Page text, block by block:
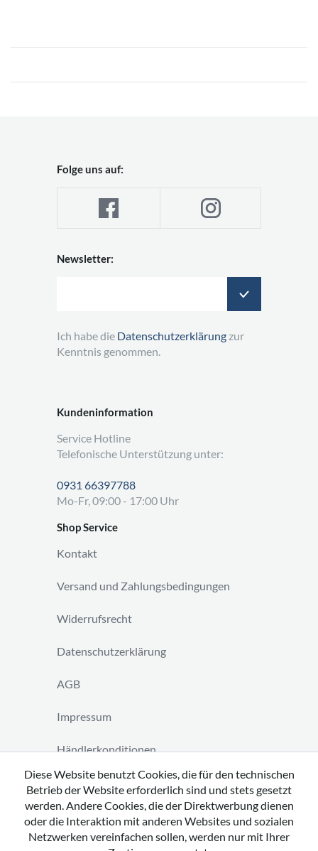
Kundeninformation
Service Hotline
Telefonische Unterstützung unter:
0931 66397788
Mo-Fr, 09:00 - 17:00 Uhr
Shop Service
Kontakt
Versand und Zahlungsbedingungen
Widerrufsrecht
Datenschutzerklärung
AGB
Impressum
Händlerkonditionen
Vertrag widerrufen
Folge uns auf:
Newsletter:
Ich habe die Datenschutzerklärung zur
Kenntnis genommen.
Diese Website benutzt Cookies, die für den technischen
Betrieb der Website erforderlich sind und stets gesetzt
werden. Andere Cookies, die der Direktwerbung dienen
oder die Interaktion mit anderen Websites und sozialen
Netzwerken vereinfachen sollen, werden nur mit Ihrer